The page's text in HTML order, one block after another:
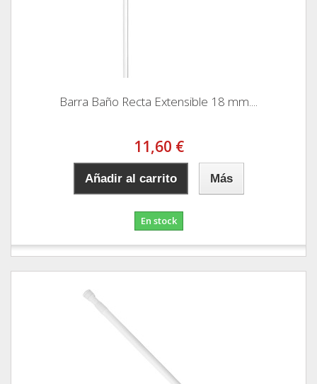
Barra Baño Recta Extensible 18 mm....
11,60 €
Añadir al carrito Más
En stock